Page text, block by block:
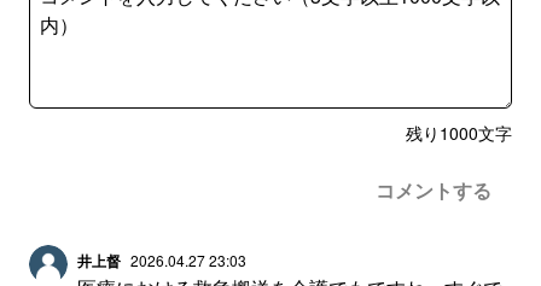
残り 1000文字
コメントする
井上督 2026.04.27 23:03